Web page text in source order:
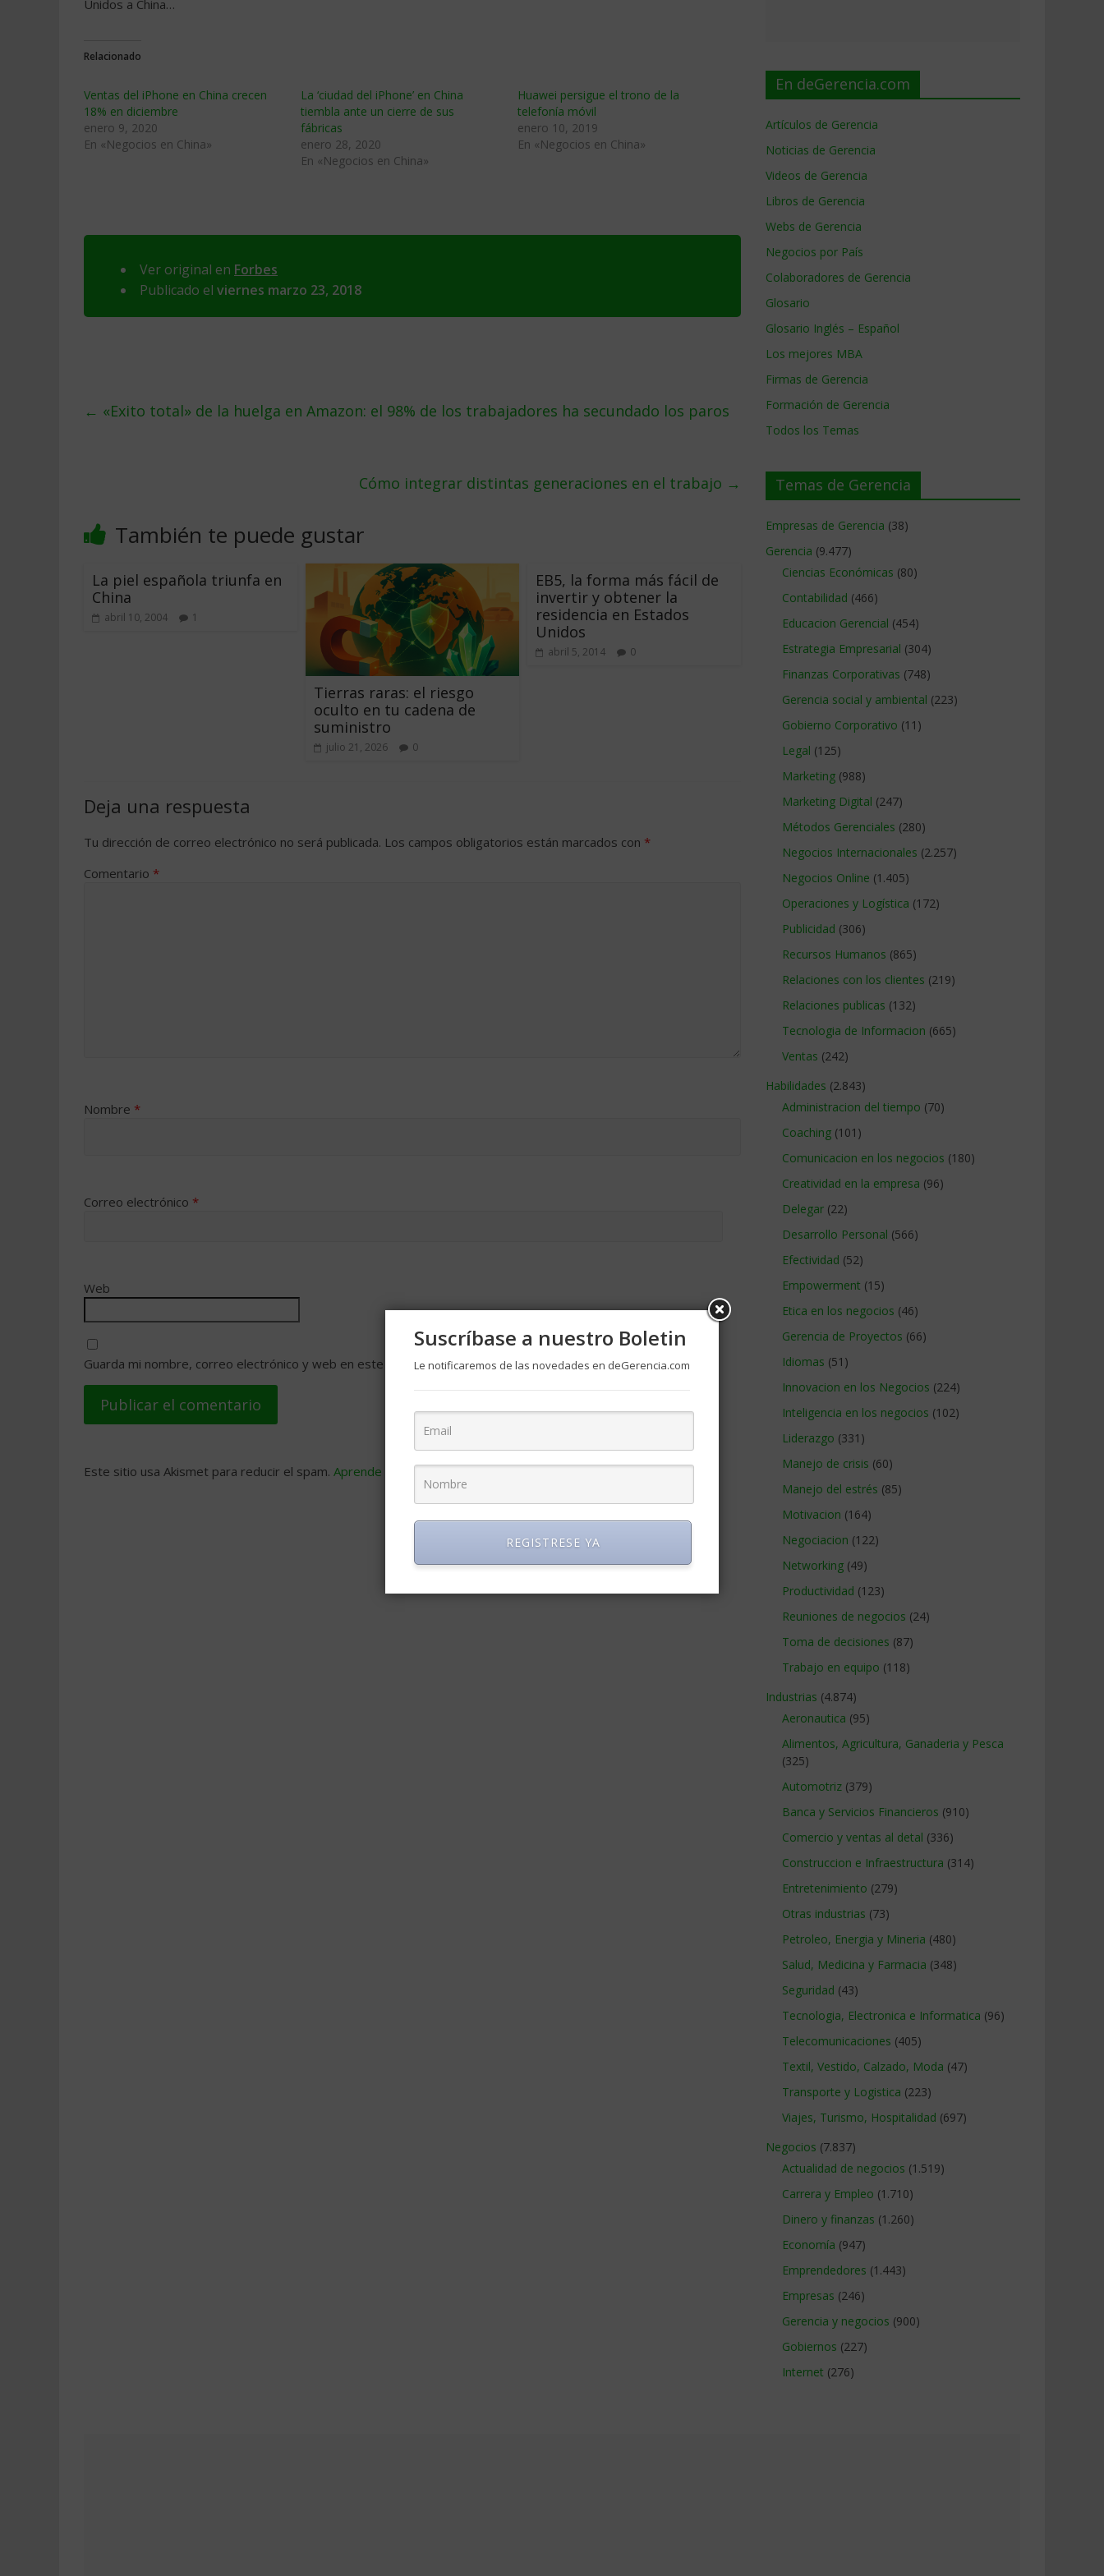
Unidos a China…
Relacionado
Ventas del iPhone en China crecen
18% en diciembre
enero 9, 2020
En «Negocios en China»
La ‘ciudad del iPhone’ en China
tiembla ante un cierre de sus
fábricas
enero 28, 2020
En «Negocios en China»
Huawei persigue el trono de la
telefonía móvil
enero 10, 2019
En «Negocios en China»
Ver original en Forbes
Publicado el viernes marzo 23, 2018
← «Exito total» de la huelga en Amazon: el 98% de los trabajadores ha secundado los paros
Cómo integrar distintas generaciones en el trabajo →
También te puede gustar
La piel española triunfa en
China
abril 10, 2004 1
Tierras raras: el riesgo
oculto en tu cadena de
suministro
julio 21, 2026 0
EB5, la forma más fácil de
invertir y obtener la
residencia en Estados
Unidos
abril 5, 2014 0
Deja una respuesta
Tu dirección de correo electrónico no será publicada. Los campos obligatorios están marcados con *
Comentario *
Nombre *
Correo electrónico *
Web
Guarda mi nombre, correo electrónico y web en este navegador para la próxima vez que comente.
Este sitio usa Akismet para reducir el spam. Aprende cómo se procesan los datos de tus comentarios.
En deGerencia.com
Artículos de Gerencia
Noticias de Gerencia
Videos de Gerencia
Libros de Gerencia
Webs de Gerencia
Negocios por País
Colaboradores de Gerencia
Glosario
Glosario Inglés – Español
Los mejores MBA
Firmas de Gerencia
Formación de Gerencia
Todos los Temas
Temas de Gerencia
Empresas de Gerencia (38)
Gerencia (9.477)
Ciencias Económicas (80)
Contabilidad (466)
Educacion Gerencial (454)
Estrategia Empresarial (304)
Finanzas Corporativas (748)
Gerencia social y ambiental (223)
Gobierno Corporativo (11)
Legal (125)
Marketing (988)
Marketing Digital (247)
Métodos Gerenciales (280)
Negocios Internacionales (2.257)
Negocios Online (1.405)
Operaciones y Logística (172)
Publicidad (306)
Recursos Humanos (865)
Relaciones con los clientes (219)
Relaciones publicas (132)
Tecnologia de Informacion (665)
Ventas (242)
Habilidades (2.843)
Administracion del tiempo (70)
Coaching (101)
Comunicacion en los negocios (180)
Creatividad en la empresa (96)
Delegar (22)
Desarrollo Personal (566)
Efectividad (52)
Empowerment (15)
Etica en los negocios (46)
Gerencia de Proyectos (66)
Idiomas (51)
Innovacion en los Negocios (224)
Inteligencia en los negocios (102)
Liderazgo (331)
Manejo de crisis (60)
Manejo del estrés (85)
Motivacion (164)
Negociacion (122)
Networking (49)
Productividad (123)
Reuniones de negocios (24)
Toma de decisiones (87)
Trabajo en equipo (118)
Industrias (4.874)
Aeronautica (95)
Alimentos, Agricultura, Ganaderia y Pesca
(325)
Automotriz (379)
Banca y Servicios Financieros (910)
Comercio y ventas al detal (336)
Construccion e Infraestructura (314)
Entretenimiento (279)
Otras industrias (73)
Petroleo, Energia y Mineria (480)
Salud, Medicina y Farmacia (348)
Seguridad (43)
Tecnologia, Electronica e Informatica (96)
Telecomunicaciones (405)
Textil, Vestido, Calzado, Moda (47)
Transporte y Logistica (223)
Viajes, Turismo, Hospitalidad (697)
Negocios (7.837)
Actualidad de negocios (1.519)
Carrera y Empleo (1.710)
Dinero y finanzas (1.260)
Economía (947)
Emprendedores (1.443)
Empresas (246)
Gerencia y negocios (900)
Gobiernos (227)
Internet (276)
Suscríbase a nuestro Boletin
Le notificaremos de las novedades en deGerencia.com
REGISTRESE YA